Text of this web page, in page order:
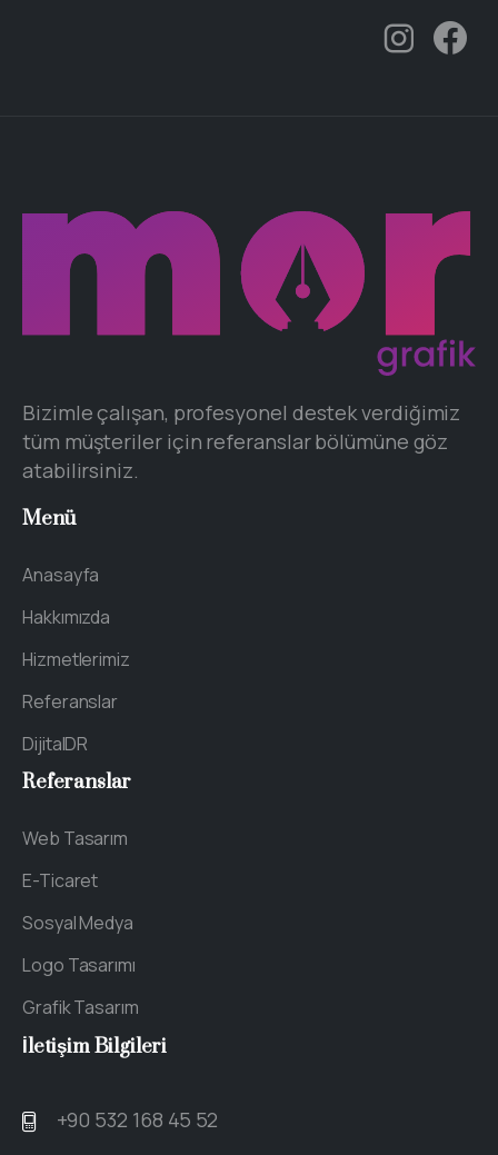
Bizimle çalışan, profesyonel destek verdiğimiz
tüm müşteriler için referanslar bölümüne göz
atabilirsiniz.
Menü
Anasayfa
Hakkımızda
Hizmetlerimiz
Referanslar
DijitalDR
Referanslar
Web Tasarım
E-Ticaret
Sosyal Medya
Logo Tasarımı
Grafik Tasarım
İletişimBilgileri
+90 532 168 45 52